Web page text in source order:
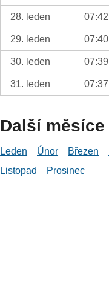
28. leden 07:42
29. leden 07:40
30. leden 07:39
31. leden 07:37
Další měsíce
Leden Únor Březen
Listopad
Prosinec